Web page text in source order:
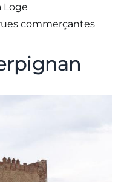
Loge
commerçantes